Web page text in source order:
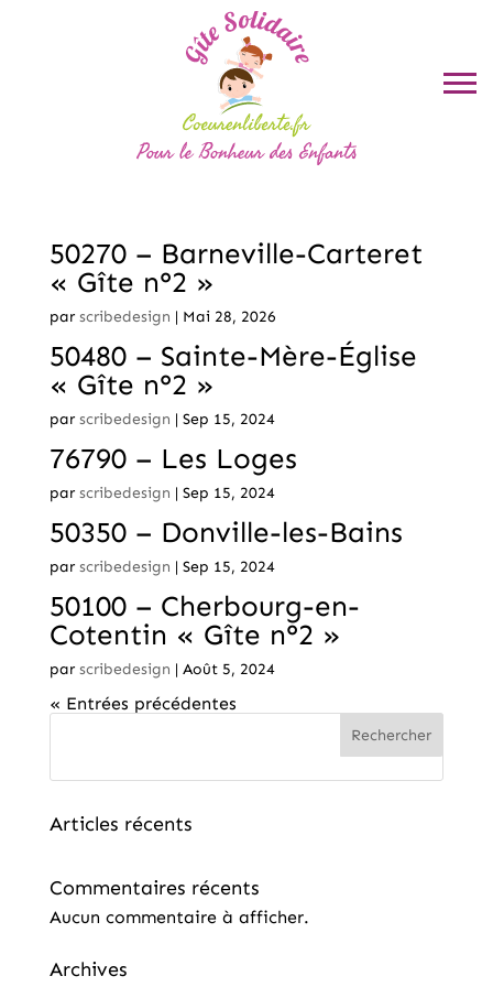
50270 – Barneville-Carteret
« Gîte n°2 »
par scribedesign | Mai 28, 2026
50480 – Sainte-Mère-Église
« Gîte n°2 »
par scribedesign | Sep 15, 2024
76790 – Les Loges
par scribedesign | Sep 15, 2024
50350 – Donville-les-Bains
par scribedesign | Sep 15, 2024
50100 – Cherbourg-en-
Cotentin « Gîte n°2 »
par scribedesign | Août 5, 2024
« Entrées précédentes
Rechercher
Articles récents
Commentaires récents
Aucun commentaire à afficher.
Archives